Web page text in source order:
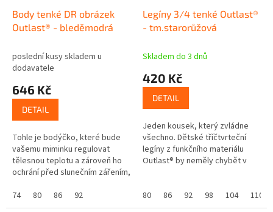
Body tenké DR obrázek
Outlast® - bleděmodrá
poslední kusy skladem u
dodavatele
646 Kč
DETAIL
Tohle je bodýčko, které bude
vašemu miminku regulovat
tělesnou teplotu a zároveň ho
ochrání před slunečním zářením,
UPF 50+. Skvělé že? Navíc se...
74 80 86 92
Legíny 3/4 tenké Outlast®
- tm.starorůžová
Skladem do 3 dnů
420 Kč
DETAIL
Jeden kousek, který zvládne
všechno. Dětské tříčtvrteční
legíny z funkčního materiálu
Outlast® by neměly chybět v
ven -...
80 86 92 98 104 110